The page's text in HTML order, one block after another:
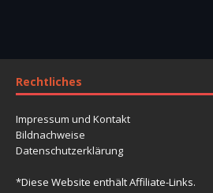
Rechtliches
Impressum und Kontakt
Bildnachweise
Datenschutzerklärung
*Diese Website enthält Affiliate-Links.